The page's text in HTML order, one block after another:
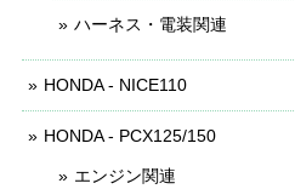
ハーネス・電装関連
HONDA - NICE110
HONDA - PCX125/150
エンジン関連